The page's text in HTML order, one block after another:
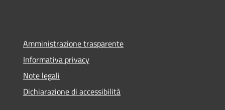
Amministrazione trasparente
Informativa privacy
Note legali
Dichiarazione di accessibilità